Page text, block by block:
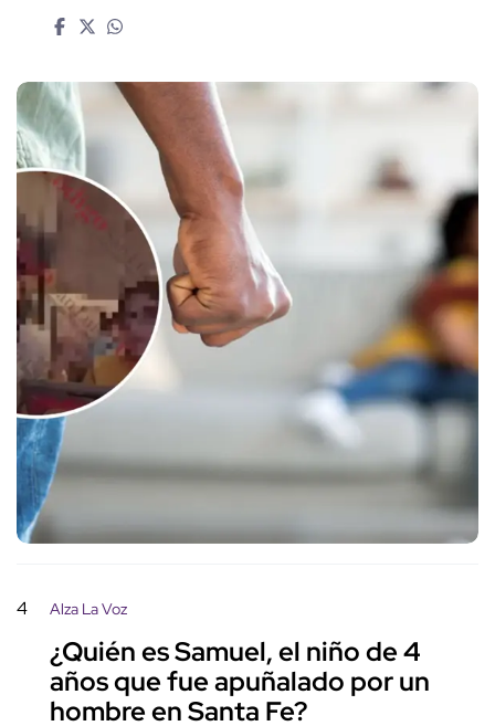
4 Alza La Voz
¿Quién es Samuel, el niño de 4
años que fue apuñalado por un
hombre en Santa Fe?